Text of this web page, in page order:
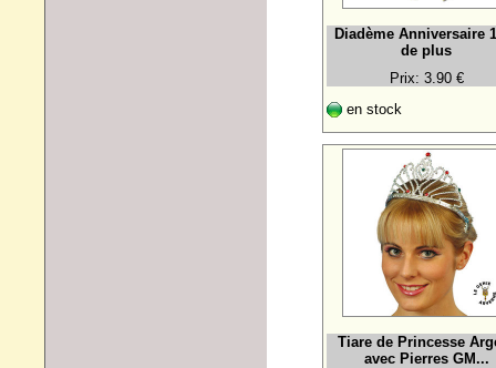
Diadème Anniversaire
de plus
Prix: 3.90 €
en stock
Tiare de Princesse
avec Pierres GM...